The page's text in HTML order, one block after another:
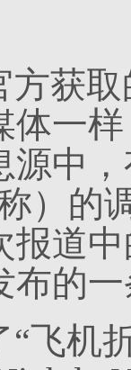
方获
体一
源中
）的
报道
布的
飞机